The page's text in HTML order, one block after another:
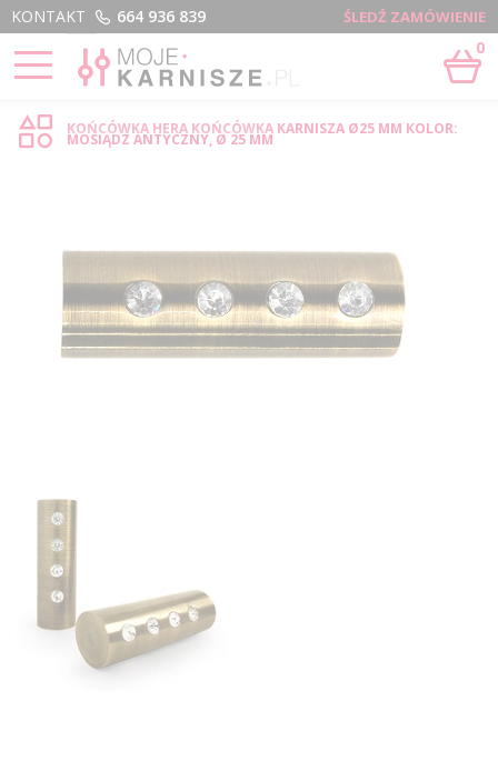
Menu
KONTAKT ŚLEDŹ ZAMÓWIENIE
664 936 839
0
STRONA GŁÓWNA › HERA - SKLEP INTERNETOWY
KOŃCÓWKA HERA KOŃCÓWKA KARNISZA Ø25 MM KOLOR:
MOSIĄDZ ANTYCZNY, Ø 25 MM